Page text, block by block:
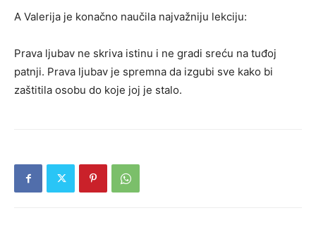
A Valerija je konačno naučila najvažniju lekciju:
Prava ljubav ne skriva istinu i ne gradi sreću na tuđoj
patnji. Prava ljubav je spremna da izgubi sve kako bi
zaštitila osobu do koje joj je stalo.